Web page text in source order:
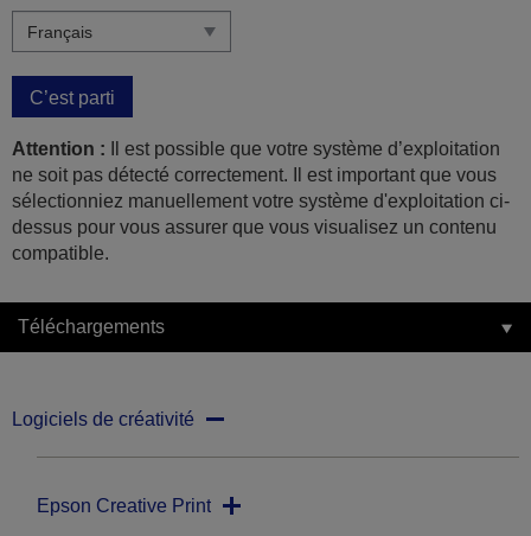
C’est parti
Attention : Il est possible que votre système d’exploitation
ne soit pas détecté correctement. Il est important que vous
sélectionniez manuellement votre système d'exploitation ci-
dessus pour vous assurer que vous visualisez un contenu
compatible.
Téléchargements
Logiciels de créativité
Epson Creative Print